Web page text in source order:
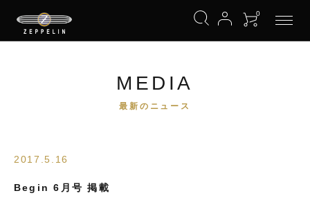
0
MEDIA
最新のニュース
2017.5.16
Begin 6月号 掲載